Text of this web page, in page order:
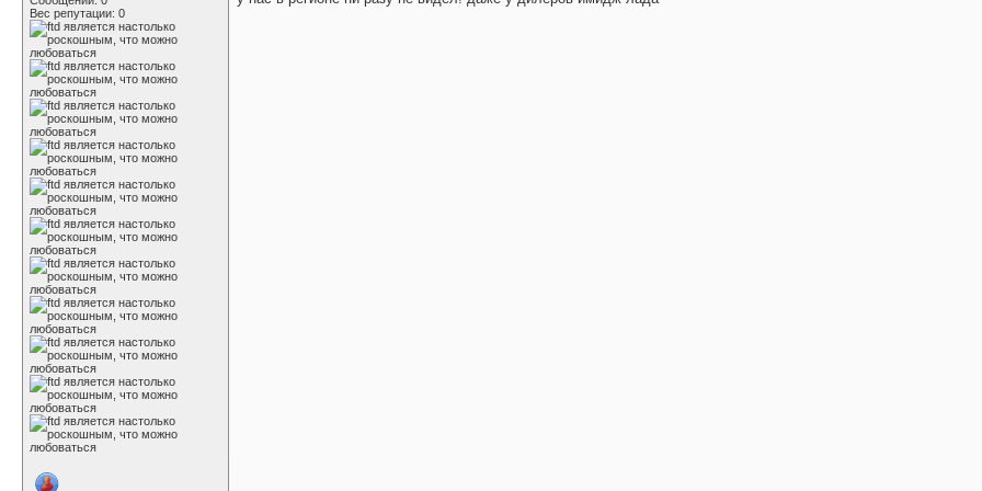
Вес репутации: 0